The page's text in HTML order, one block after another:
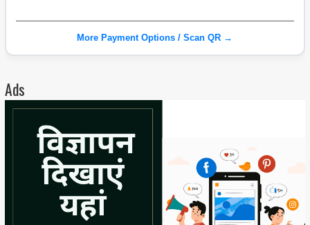
More Payment Options / Scan QR →
Ads